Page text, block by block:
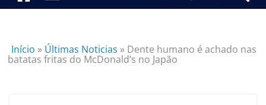
Início » Últimas Noticias » Dente humano é achado nas
batatas fritas do McDonald’s no Japão